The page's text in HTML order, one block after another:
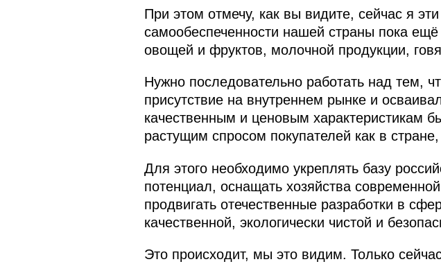
При этом отмечу, как вы видите, сейчас я
самообеспеченности нашей страны пока
овощей и фруктов, молочной продукции,
Нужно последовательно работать над тем,
присутствие на внутреннем рынке и
качественным и ценовым характеристикам
растущим спросом покупателей как в
Для этого необходимо укреплять базу
потенциал, оснащать хозяйства
продвигать отечественные разработки в
качественной, экологически чистой и
Это происходит, мы это видим. Только